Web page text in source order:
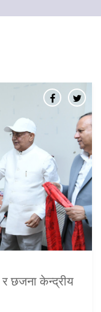
र छजना केन्द्रीय